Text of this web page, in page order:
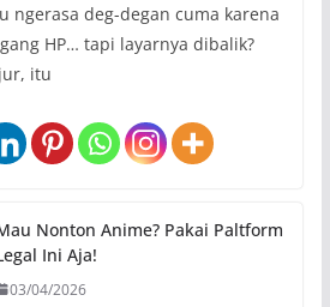
ngerasa deg-degan cuma karena
HP… tapi layarnya dibalik?
itu
Nonton Anime? Pakai Paltform
Ini Aja!
03/04/2026